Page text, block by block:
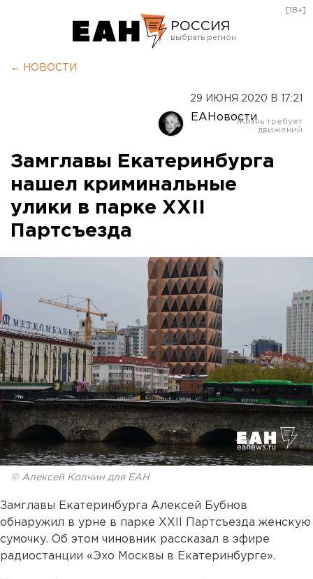
РОССИЯ
Оренбург
[18+]
← НОВОСТИ
29 ИЮНЯ 2020 В 17:21
ЕАНовости
Замглавы Екатеринбурга
нашел криминальные
улики в парке XXII
Партсъезда
© Алексей Колчин для ЕАН
Замглавы Екатеринбурга Алексей Бубнов
обнаружил в урне в парке XXII Партсъезда женскую
сумочку. Об этом чиновник рассказал в эфире
радиостанции «Эхо Москвы в Екатеринбурге».